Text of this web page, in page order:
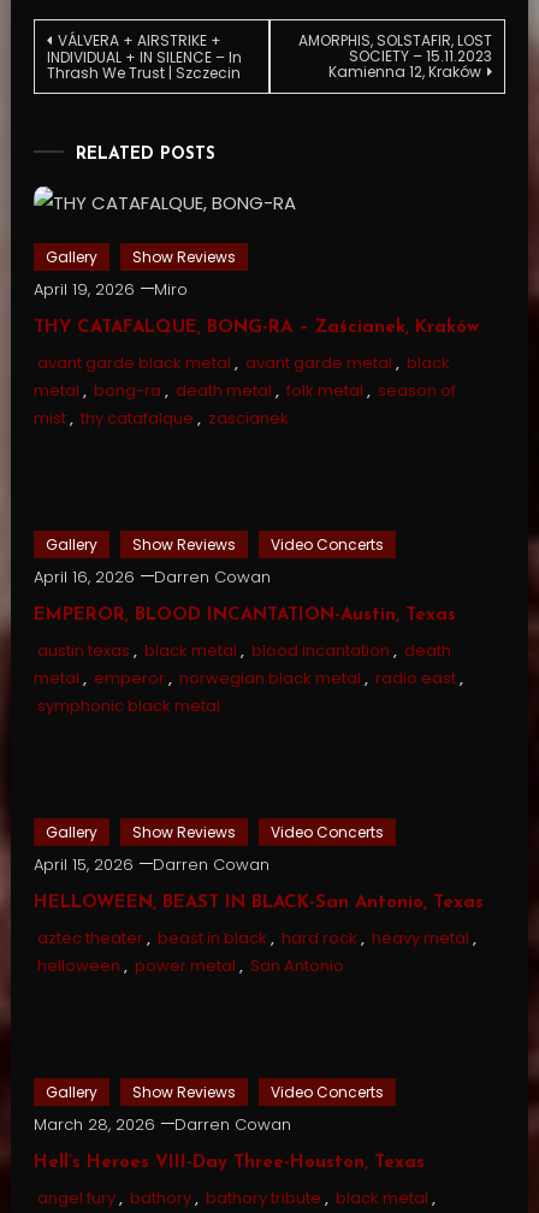
Post
navigation
VÁLVERA + AIRSTRIKE +
INDIVIDUAL + IN SILENCE – In
Thrash We Trust | Szczecin
AMORPHIS, SOLSTAFIR, LOST
SOCIETY – 15.11.2023
Kamienna 12, Kraków
RELATED POSTS
Gallery Show Reviews
April 19, 2026 Miro
THY CATAFALQUE, BONG-RA – Zaścianek, Kraków
avant garde black metal , avant garde metal , black
metal , bong-ra , death metal , folk metal , season of
mist, thy catafalque , zascianek
Gallery Show Reviews Video Concerts
April 16, 2026 Darren Cowan
EMPEROR, BLOOD INCANTATION-Austin, Texas
austin texas , black metal , blood incantation , death
metal , emperor, norwegian black metal , radio east,
symphonic black metal
Gallery Show Reviews Video Concerts
April 15, 2026 Darren Cowan
HELLOWEEN, BEAST IN BLACK-San Antonio, Texas
aztec theater, beast in black , hard rock , heavy metal ,
helloween , power metal , San Antonio
Gallery Show Reviews Video Concerts
March 28, 2026 Darren Cowan
Hell’s Heroes VIII-Day Three-Houston, Texas
angel fury, bathory, bathory tribute , black metal ,